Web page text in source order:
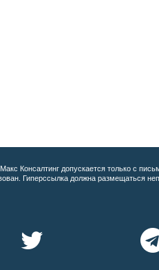
Макс Консалтинг допускается только с
Гиперссылка должна размещаться